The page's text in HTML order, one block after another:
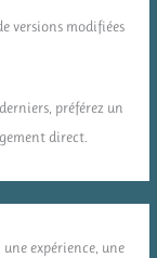
versions modifiées
préférez un
direct.
expérience, une